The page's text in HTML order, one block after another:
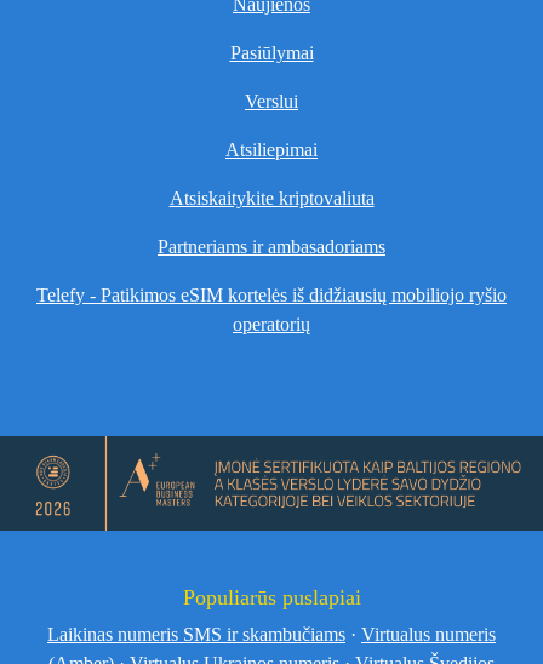
Naujienos
Pasiūlymai
Verslui
Atsiliepimai
Atsiskaitykite kriptovaliuta
Partneriams ir ambasadoriams
Telefy - Patikimos eSIM kortelės iš didžiausių mobiliojo ryšio
operatorių
Populiarūs puslapiai
Laikinas numeris SMS ir skambučiams · Virtualus numeris